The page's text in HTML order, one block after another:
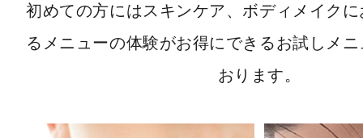
初めての方にはスキンケア、ボディメイク
るメニューの体験がお得にできるお試しメ
おります。